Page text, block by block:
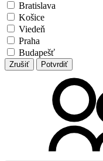
Bratislava
Košice
Viedeň
Praha
Budapešť
Zrušiť Potvrdiť